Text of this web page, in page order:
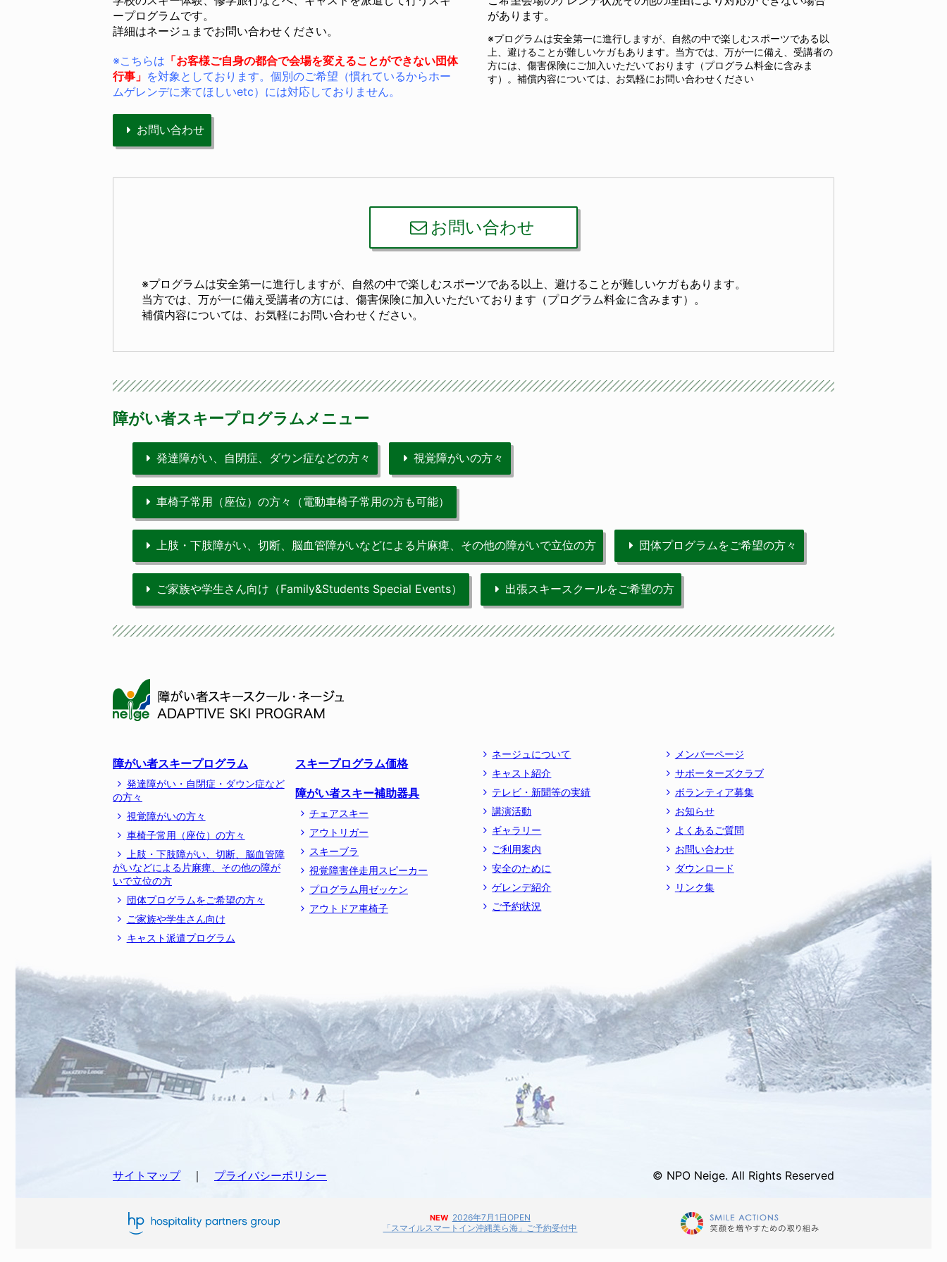
ープログラムです。
詳細はネージュまでお問い合わせください。
※こちらは 「お客様ご自身の都合で会場を変えることができない団体
行事」 を対象としております。個別のご希望（慣れているからホー
ムゲレンデに来てほしいetc）には対応しておりません。
お問い合わせ
があります。
※プログラムは安全第一に進行しますが、自然の中で楽しむスポーツである以
上、避けることが難しいケガもあります。当方では、万が一に備え、受講者の
方には、傷害保険にご加入いただいております（プログラム料金に含みま
す）。補償内容については、お気軽にお問い合わせください
お問い合わせ
※プログラムは安全第一に進行しますが、自然の中で楽しむスポーツである以上、避けることが難しいケガもあります。
当方では、万が一に備え受講者の方には、傷害保険に加入いただいております（プログラム料金に含みます）。
補償内容については、お気軽にお問い合わせください。
障がい者スキープログラムメニュー
発達障がい、自閉症、ダウン症などの方々 視覚障がいの方々
車椅子常用（座位）の方々（電動車椅子常用の方も可能）
上肢・下肢障がい、切断、脳血管障がいなどによる片麻痺、その他の障がいで立位の方 団体プログラムをご希望の方々
ご家族や学生さん向け（Family&Students Special Events） 出張スキースクールをご希望の方
障がい者スキープログラム
発達障がい・自閉症・ダウン症など
の方々
視覚障がいの方々
車椅子常用（座位）の方々
上肢・下肢障がい、切断、脳血管障
がいなどによる片麻痺、その他の障が
いで立位の方
団体プログラムをご希望の方々
ご家族や学生さん向け
キャスト派遣プログラム
スキープログラム価格
障がい者スキー補助器具
チェアスキー
アウトリガー
スキーブラ
視覚障害伴走用スピーカー
プログラム用ゼッケン
アウトドア車椅子
ネージュについて
キャスト紹介
テレビ・新聞等の実績
講演活動
ギャラリー
ご利用案内
安全のために
ゲレンデ紹介
ご予約状況
メンバーページ
サポーターズクラブ
ボランティア募集
お知らせ
よくあるご質問
お問い合わせ
ダウンロード
リンク集
サイトマップ｜ プライバシーポリシー © NPO Neige. All Rights Reserved
NEW 2026年7月1日OPEN
「スマイルスマートイン沖縄美ら海」ご予約受付中